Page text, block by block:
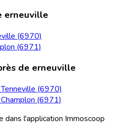
erneuville
(6970)
(6971)
de erneuville
(6970)
(6971)
dans l'application Immoscoop